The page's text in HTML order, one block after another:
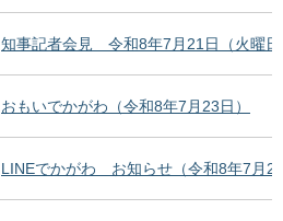
知事記者会見 令和8年7月21日（火曜日
おもいでかがわ（令和8年7月23日）
LINEでかがわ お知らせ（令和8年7月